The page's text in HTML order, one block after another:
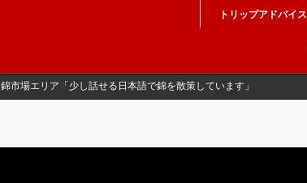
トリップアドバイス
錦市場エリア「少し話せる日本語で錦を散策しています」